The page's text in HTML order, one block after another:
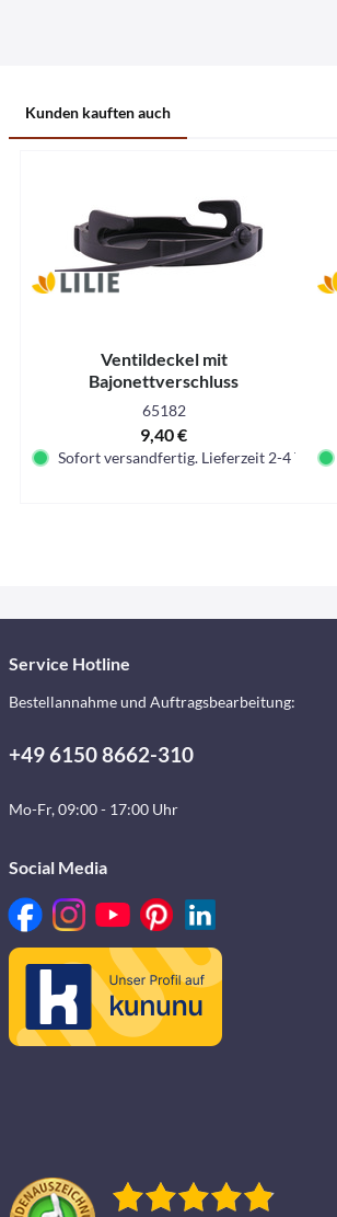
Kunden kauften auch
Ventildeckel mit
Bajonettverschluss
65182
9,40 €
Sofort versandfertig. Lieferzeit 2-4 Tage.
Service Hotline
Bestellannahme und Auftragsbearbeitung:
+49 6150 8662-310
Mo-Fr, 09:00 - 17:00 Uhr
Social Media